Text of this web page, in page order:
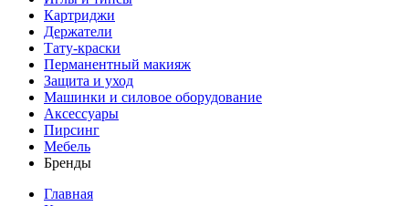
Картриджи
Держатели
Тату-краски
Перманентный макияж
Защита и уход
Машинки и силовое оборудование
Аксессуары
Пирсинг
Мебель
Бренды
Главная